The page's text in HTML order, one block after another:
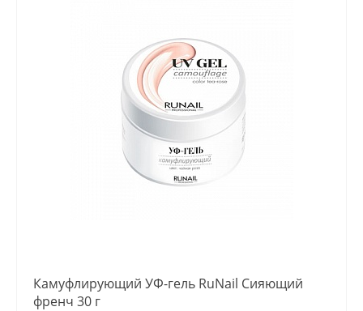
Камуфлирующий УФ-гель RuNail Сияющий
френч 30 г